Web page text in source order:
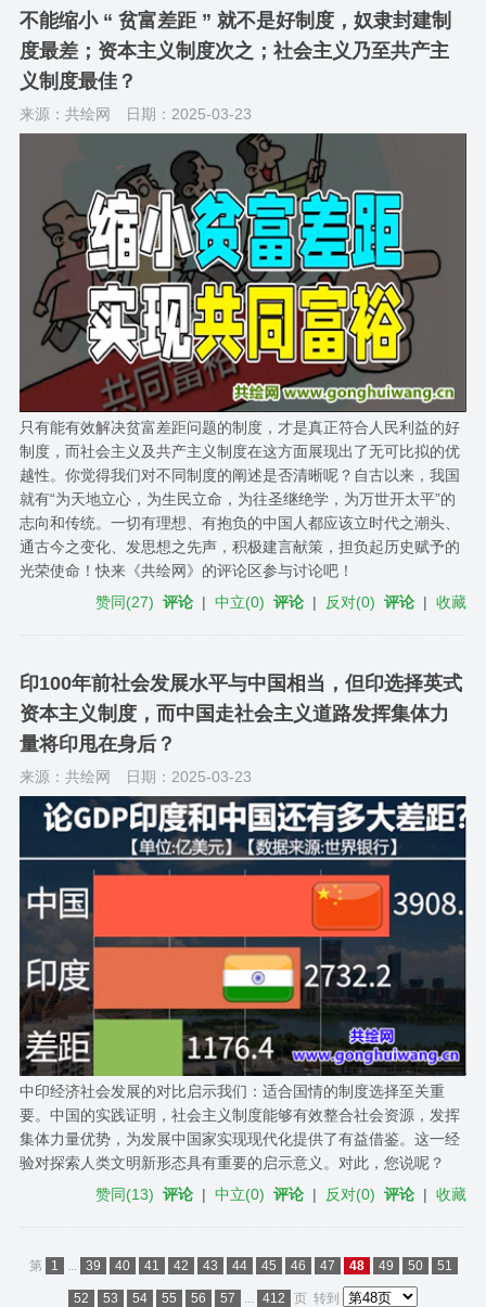
不能缩小 “ 贫富差距 ” 就不是好制度，奴隶封建制
度最差；资本主义制度次之；社会主义乃至共产主
义制度最佳？
来源：共绘网 日期：2025-03-23
只有能有效解决贫富差距问题的制度，才是真正符合人民利益的好
制度，而社会主义及共产主义制度在这方面展现出了无可比拟的优
越性。你觉得我们对不同制度的阐述是否清晰呢？自古以来，我国
就有“为天地立心，为生民立命，为往圣继绝学，为万世开太平”的
志向和传统。一切有理想、有抱负的中国人都应该立时代之潮头、
通古今之变化、发思想之先声，积极建言献策，担负起历史赋予的
光荣使命！快来《共绘网》的评论区参与讨论吧！
赞同(27) 评论 |中立(0) 评论 | 反对(0) 评论 |收藏
印100年前社会发展水平与中国相当，但印选择英式
资本主义制度，而中国走社会主义道路发挥集体力
量将印甩在身后？
来源：共绘网 日期：2025-03-23
中印经济社会发展的对比启示我们：适合国情的制度选择至关重
要。中国的实践证明，社会主义制度能够有效整合社会资源，发挥
集体力量优势，为发展中国家实现现代化提供了有益借鉴。这一经
验对探索人类文明新形态具有重要的启示意义。对此，您说呢？
赞同(13) 评论 |中立(0) 评论 | 反对(0) 评论 |收藏
第 1 ... 39 40 41 42 43 44 45 46 47 48 49 50 51
52 53 54 55 56 57 ... 412 页 转到